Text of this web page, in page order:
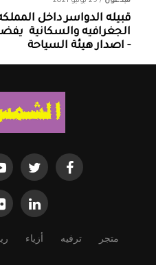
قبيله الدواسر داخل
الجغرافيه والسكانية
- اصدار هيئة السياحة
متجر ترفيه أزياء